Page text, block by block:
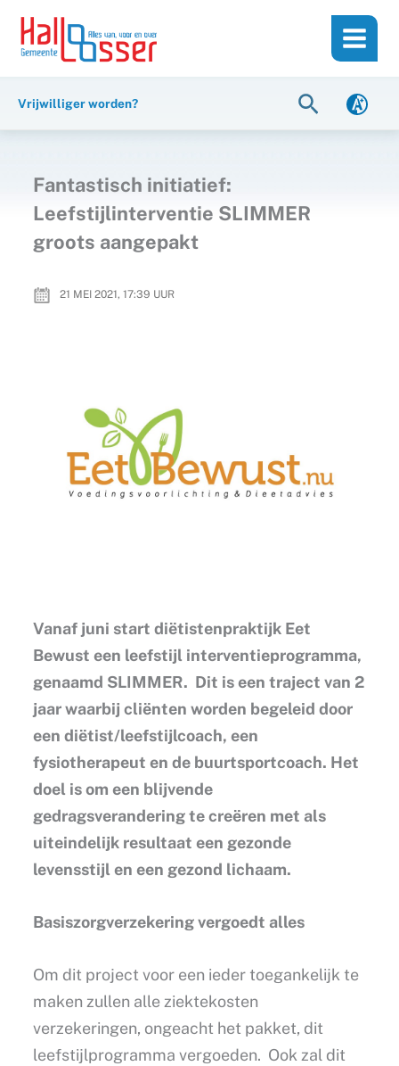
inhoud
naar
Vrijwilliger worden? Zoeken
Fantastisch initiatief:
Leefstijlinterventie SLIMMER
groots aangepakt
21 MEI 2021, 17:39 UUR
Vanaf juni start diëtistenpraktijk Eet
Bewust een leefstijl interventieprogramma,
genaamd SLIMMER. Dit is een traject van 2
jaar waarbij cliënten worden begeleid door
een diëtist/leefstijlcoach, een
fysiotherapeut en de buurtsportcoach. Het
doel is om een blijvende
gedragsverandering te creëren met als
uiteindelijk resultaat een gezonde
levensstijl en een gezond lichaam.
Basiszorgverzekering vergoedt alles
Om dit project voor een ieder toegankelijk te
maken zullen alle ziektekosten
verzekeringen, ongeacht het pakket, dit
leefstijlprogramma vergoeden. Ook zal dit